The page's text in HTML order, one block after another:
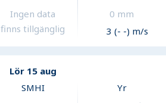
Ingen data
finns tillgänglig
0 mm
3 (- -) m/s
Lör 15 aug
SMHI Yr